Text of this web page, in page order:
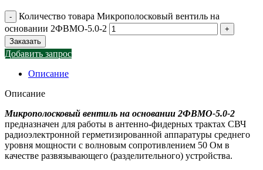
Количество товара Микрополосковый вентиль на
основании 2ФВМO-5.0-2
Заказать
Добавить запрос
Описание
Описание
Микрополосковый вентиль на основании 2ФВМO-5.0-2
предназначен для работы в антенно-фидерных трактах СВЧ
радиоэлектронной герметизированной аппаратуры среднего
уровня мощности с волновым сопротивлением 50 Ом в
качестве развязывающего (разделительного) устройства.